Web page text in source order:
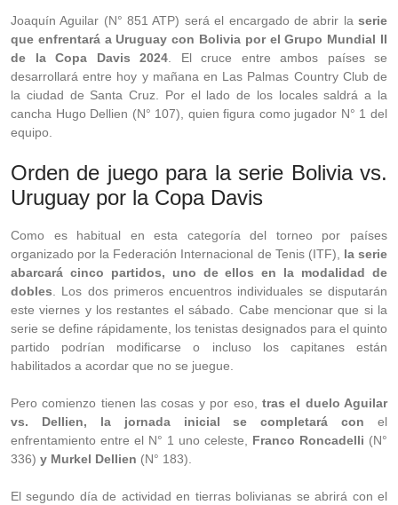
Joaquín Aguilar (N° 851 ATP) será el encargado de abrir la serie
que enfrentará a Uruguay con Bolivia por el Grupo Mundial II
de la Copa Davis 2024 . El cruce entre ambos países se
desarrollará entre hoy y mañana en Las Palmas Country Club de
la ciudad de Santa Cruz. Por el lado de los locales saldrá a la
cancha Hugo Dellien (N° 107), quien figura como jugador N° 1 del
equipo.
Orden de juego para la serie Bolivia vs.
Uruguay por la Copa Davis
Como es habitual en esta categoría del torneo por países
organizado por la Federación Internacional de Tenis (ITF), la serie
abarcará cinco partidos, uno de ellos en la modalidad de
dobles . Los dos primeros encuentros individuales se disputarán
este viernes y los restantes el sábado. Cabe mencionar que si la
serie se define rápidamente, los tenistas designados para el quinto
partido podrían modificarse o incluso los capitanes están
habilitados a acordar que no se juegue.
Pero comienzo tienen las cosas y por eso, tras el duelo Aguilar
vs. Dellien, la jornada inicial se completará con el
enfrentamiento entre el N° 1 uno celeste, Franco Roncadelli (N°
336) y Murkel Dellien (N° 183).
El segundo día de actividad en tierras bolivianas se abrirá con el